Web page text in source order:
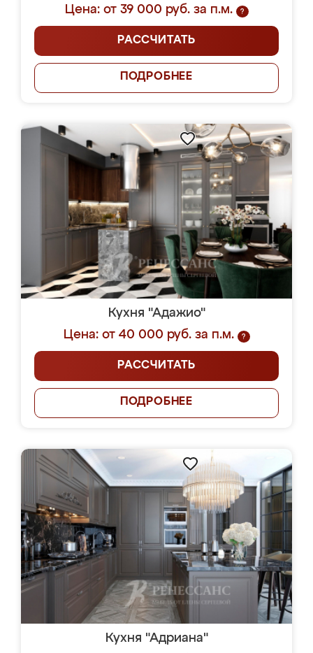
Цена: от 39 000 руб. за п.м.
?
РАССЧИТАТЬ
ПОДРОБНЕЕ
Кухня "Адажио"
Цена: от 40 000 руб. за п.м.
?
РАССЧИТАТЬ
ПОДРОБНЕЕ
Кухня "Адриана"